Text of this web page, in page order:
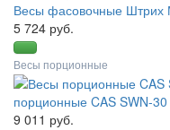
Весы фасовочные Штрих
5 724 руб.
Весы порционные
порционные CAS SWN-
9 011 руб.